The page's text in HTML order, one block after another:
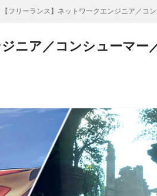
【フリーランス】ネットワークエンジニア／コ
ニア／コンシューマー